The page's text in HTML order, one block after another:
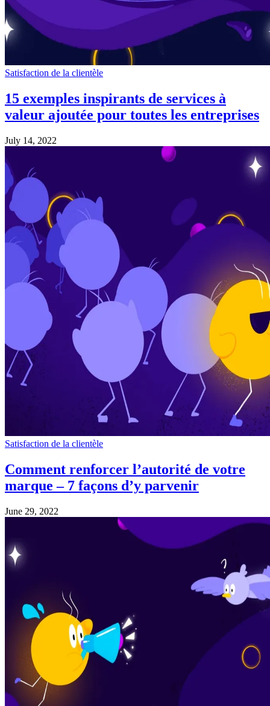
Satisfaction de la clientèle
15 exemples inspirants de services à
valeur ajoutée pour toutes les entreprises
July 14, 2022
Satisfaction de la clientèle
Comment renforcer l’autorité de votre
marque – 7 façons d’y parvenir
June 29, 2022